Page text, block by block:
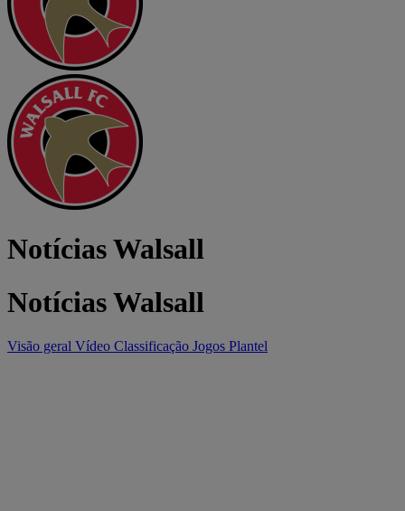
Notícias Walsall
Notícias Walsall
Visão geral Vídeo Classificação Jogos Plantel